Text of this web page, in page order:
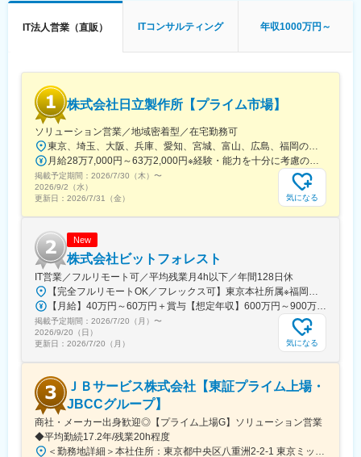
◆これまでの専門領域を活かしつつ、異なる領域のケイパビリテ
・市場価値を再定義・再構築できる環境
◆優秀なメンバーが揃っていることや、ギブリーのDNAである
「Give&Give」が根付いていることから、とにかく人が良い！と
いう声が多いです。
◆自己資本100％で16期連続黒字経営・8期連続最高売上を更新
し、いま国内で最も急成長している企業の1つ。
■今後のキャリアパス：
・マネジメントを志向するManager/Leader Staffの道と、技術の
専門性を追求するSpecialistの道があります。
変更の範囲：会社の定める業務
IT法人営業（直販） ITコンサルティング 年収1000万円～
株式会社日立製作所【プライム市場】
ソリューション営業／地域密着型／在宅勤務可
掲載予定期間： 2026/7/30（木） 〜
2026/9/2（水）
更新日： 2026/7/31（金） 気になる
New
株式会社ビットフォレスト
IT営業／フルリモート可／平均残業月4h以下／年間128日休
掲載予定期間： 2026/7/20（月） 〜
2026/9/20（日）
更新日： 2026/7/20（月） 気になる
ＪＢサービス株式会社【東証プライム上場・
JBCCグループ】
商社・メーカー出身歓迎◎【プライム上場G】ソリューション営業
◆平均勤続17.2年/残業20h程度